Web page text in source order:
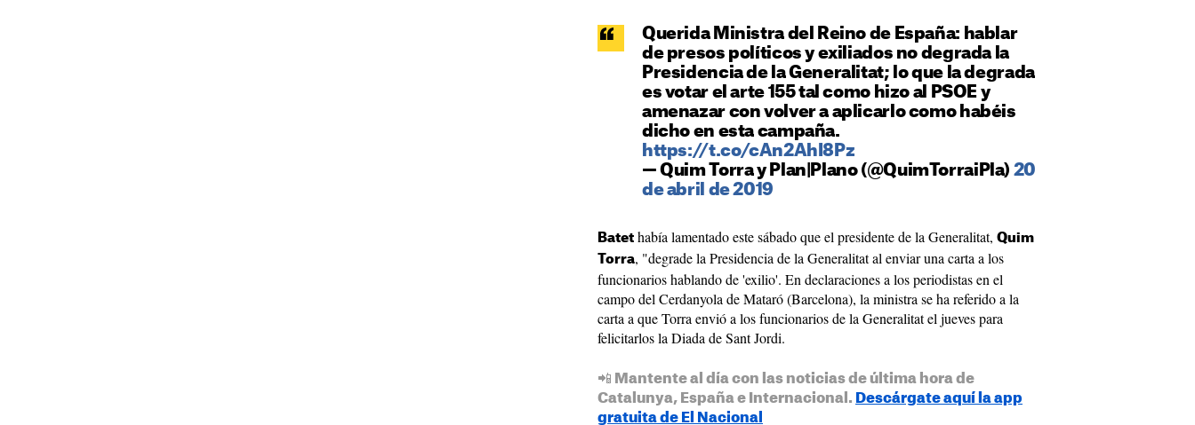
Querida Ministra del Reino de España: hablar
de presos políticos y exiliados no degrada la
Presidencia de la Generalitat; lo que la degrada
es votar el arte 155 tal como hizo al PSOE y
amenazar con volver a aplicarlo como habéis
dicho en esta campaña.
https://t.co/cAn2AhI8Pz
— Quim Torra y Plan|Plano (@QuimTorraiPla) 20
de abril de 2019
Batet había lamentado este sábado que el presidente de la Generalitat, Quim
Torra, "degrade la Presidencia de la Generalitat al enviar una carta a los
funcionarios hablando de 'exilio'. En declaraciones a los periodistas en el
campo del Cerdanyola de Mataró (Barcelona), la ministra se ha referido a la
carta a que Torra envió a los funcionarios de la Generalitat el jueves para
felicitarlos la Diada de Sant Jordi.
📲 Mantente al día con las noticias de última hora de
Catalunya, España e Internacional. Descárgate aquí la app
gratuita de El Nacional